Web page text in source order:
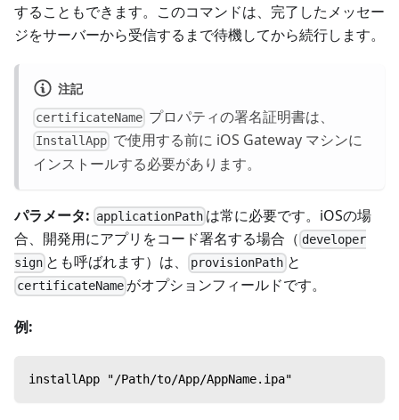
することもできます。このコマンドは、完了したメッセー
ジをサーバーから受信するまで待機してから続行します。
注記
certificateName プロパティの署名証明書は、
InstallApp で使用する前に iOS Gateway マシンに
インストールする必要があります。
パラメータ: applicationPath は常に必要です。iOSの場
合、開発用にアプリをコード署名する場合（ developer
sign とも呼ばれます）は、 provisionPath と
certificateName がオプションフィールドです。
例:
installApp "/Path/to/App/AppName.ipa"